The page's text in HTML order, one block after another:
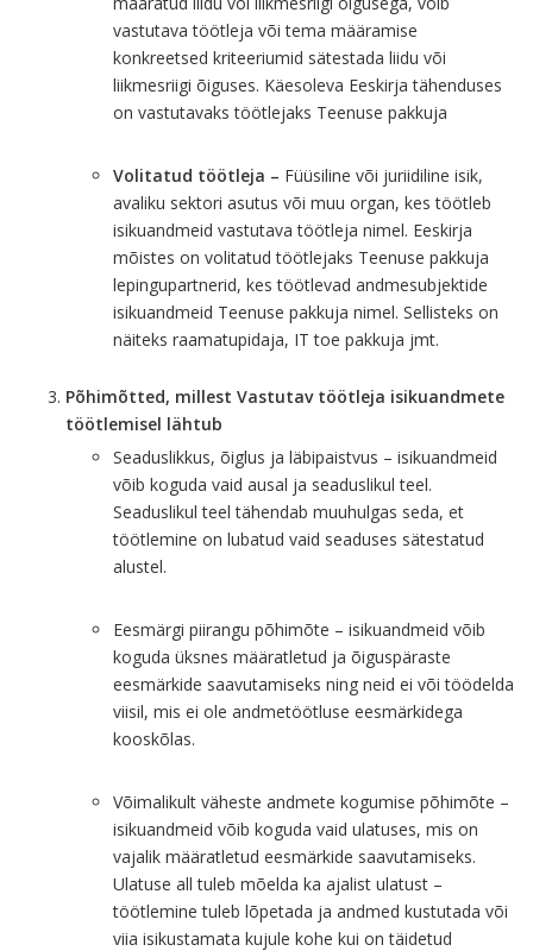
vastutava töötleja või tema määramise
konkreetsed kriteeriumid sätestada liidu või
liikmesriigi õiguses. Käesoleva Eeskirja tähenduses
on vastutavaks töötlejaks Teenuse pakkuja
Volitatud töötleja – Füüsiline või juriidiline isik,
avaliku sektori asutus või muu organ, kes töötleb
isikuandmeid vastutava töötleja nimel. Eeskirja
mõistes on volitatud töötlejaks Teenuse pakkuja
lepingupartnerid, kes töötlevad andmesubjektide
isikuandmeid Teenuse pakkuja nimel. Sellisteks on
näiteks raamatupidaja, IT toe pakkuja jmt.
Põhimõtted, millest Vastutav töötleja isikuandmete
töötlemisel lähtub
Seaduslikkus, õiglus ja läbipaistvus – isikuandmeid
võib koguda vaid ausal ja seaduslikul teel.
Seaduslikul teel tähendab muuhulgas seda, et
töötlemine on lubatud vaid seaduses sätestatud
alustel.
Eesmärgi piirangu põhimõte – isikuandmeid võib
koguda üksnes määratletud ja õiguspäraste
eesmärkide saavutamiseks ning neid ei või töödelda
viisil, mis ei ole andmetöötluse eesmärkidega
kooskõlas.
Võimalikult väheste andmete kogumise põhimõte –
isikuandmeid võib koguda vaid ulatuses, mis on
vajalik määratletud eesmärkide saavutamiseks.
Ulatuse all tuleb mõelda ka ajalist ulatust –
töötlemine tuleb lõpetada ja andmed kustutada või
viia isikustamata kujule kohe kui on täidetud